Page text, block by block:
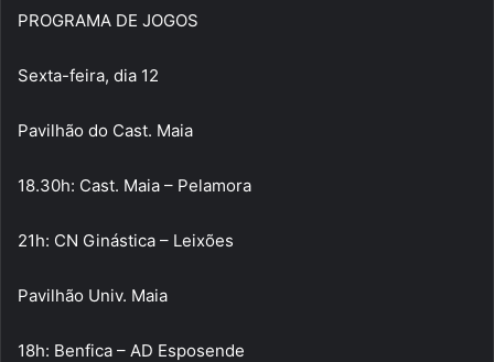
PROGRAMA DE JOGOS
Sexta-feira, dia 12
Pavilhão do Cast. Maia
18.30h: Cast. Maia – Pelamora
21h: CN Ginástica – Leixões
Pavilhão Univ. Maia
18h: Benfica – AD Esposende